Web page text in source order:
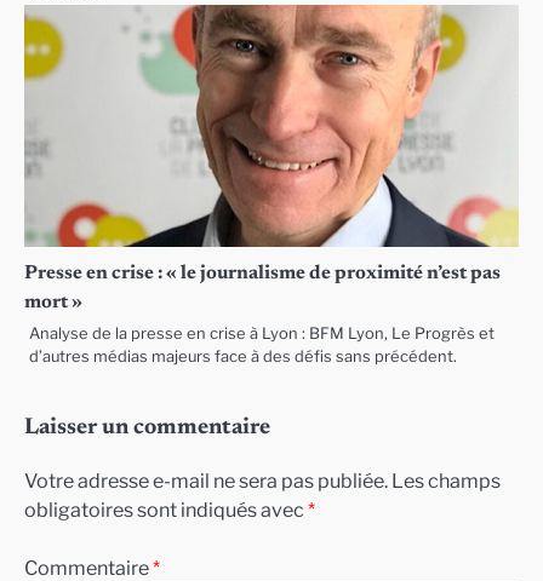
Presse en crise : « le journalisme de proximité n’est pas
mort »
Analyse de la presse en crise à Lyon : BFM Lyon, Le Progrès et
d’autres médias majeurs face à des défis sans précédent.
Laisser un commentaire
Votre adresse e-mail ne sera pas publiée. Les champs
obligatoires sont indiqués avec *
Commentaire*